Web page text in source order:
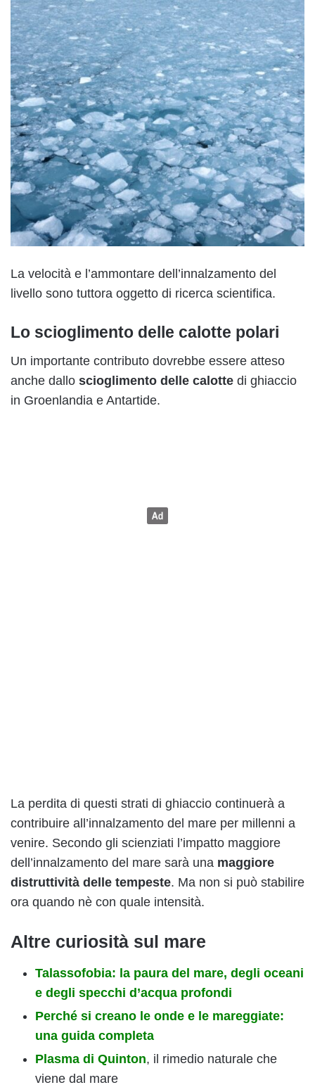
La velocità e l’ammontare dell’innalzamento del
livello sono tuttora oggetto di ricerca scientifica.
Lo scioglimento delle calotte polari
Un importante contributo dovrebbe essere atteso
anche dallo scioglimento delle calotte di ghiaccio
in Groenlandia e Antartide.
La perdita di questi strati di ghiaccio continuerà a
contribuire all’innalzamento del mare per millenni a
venire. Secondo gli scienziati l’impatto maggiore
dell’innalzamento del mare sarà una maggiore
distruttività delle tempeste. Ma non si può stabilire
ora quando nè con quale intensità.
Altre curiosità sul mare
Talassofobia: la paura del mare, degli oceani
e degli specchi d’acqua profondi
Perché si creano le onde e le mareggiate:
una guida completa
Plasma di Quinton, il rimedio naturale che
viene dal mare